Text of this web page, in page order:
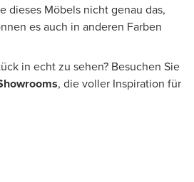
dieses Möbels nicht genau das,
es auch in anderen Farben
in echt zu sehen? Besuchen Sie
, die voller Inspiration für